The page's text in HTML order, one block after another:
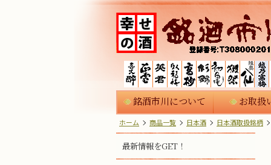
銘酒市川について お取扱
ホーム 商品一覧 日本酒 日本酒取扱銘柄
最新情報をGET！